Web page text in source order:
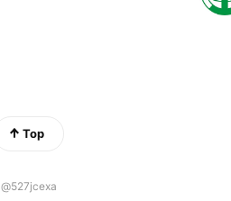
Top
@527jcexa